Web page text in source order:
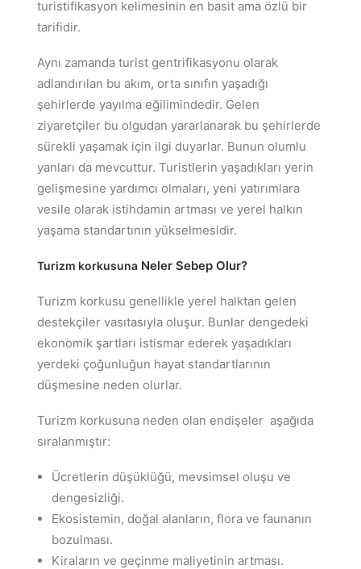
turistifikasyon kelimesinin en basit ama özlü bir
tarifidir.
Aynı zamanda turist gentrifikasyonu olarak
adlandırılan bu akım, orta sınıfın yaşadığı
şehirlerde yayılma eğilimindedir. Gelen
ziyaretçiler bu olgudan yararlanarak bu şehirlerde
sürekli yaşamak için ilgi duyarlar. Bunun olumlu
yanları da mevcuttur. Turistlerin yaşadıkları yerin
gelişmesine yardımcı olmaları, yeni yatırımlara
vesile olarak istihdamın artması ve yerel halkın
yaşama standartının yükselmesidir.
Turizm korkusuna Neler Sebep Olur?
Turizm korkusu genellikle yerel halktan gelen
destekçiler vasıtasıyla oluşur. Bunlar dengedeki
ekonomik şartları istismar ederek yaşadıkları
yerdeki çoğunluğun hayat standartlarının
düşmesine neden olurlar.
Turizm korkusuna neden olan endişeler aşağıda
sıralanmıştır:
Ücretlerin düşüklüğü, mevsimsel oluşu ve
dengesizliği.
Ekosistemin, doğal alanların, flora ve faunanın
bozulması.
Kiraların ve geçinme maliyetinin artması.